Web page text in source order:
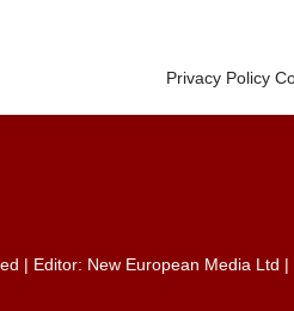
Privacy Policy
| Editor: New European Media Ltd |